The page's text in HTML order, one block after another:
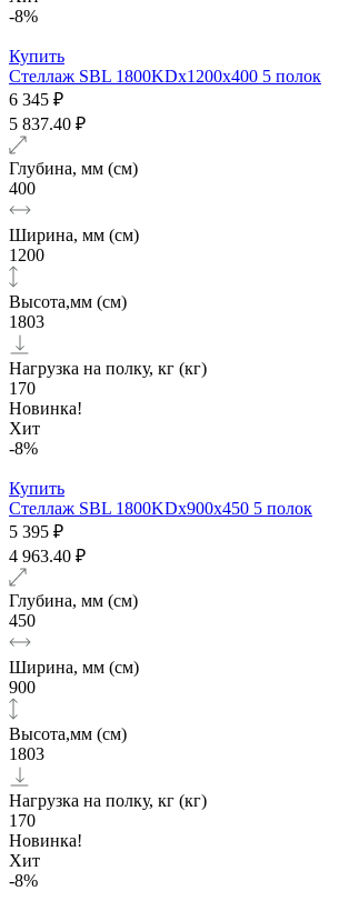
-8%
Купить
Стеллаж SBL 1800KDх1200x400 5 полок
6 345 ₽
5 837.40 ₽
Глубина, мм (см)
400
Ширина, мм (см)
1200
Высота,мм (см)
1803
Нагрузка на полку, кг (кг)
170
Новинка!
Хит
-8%
Купить
Стеллаж SBL 1800KDх900x450 5 полок
5 395 ₽
4 963.40 ₽
Глубина, мм (см)
450
Ширина, мм (см)
900
Высота,мм (см)
1803
Нагрузка на полку, кг (кг)
170
Новинка!
Хит
-8%